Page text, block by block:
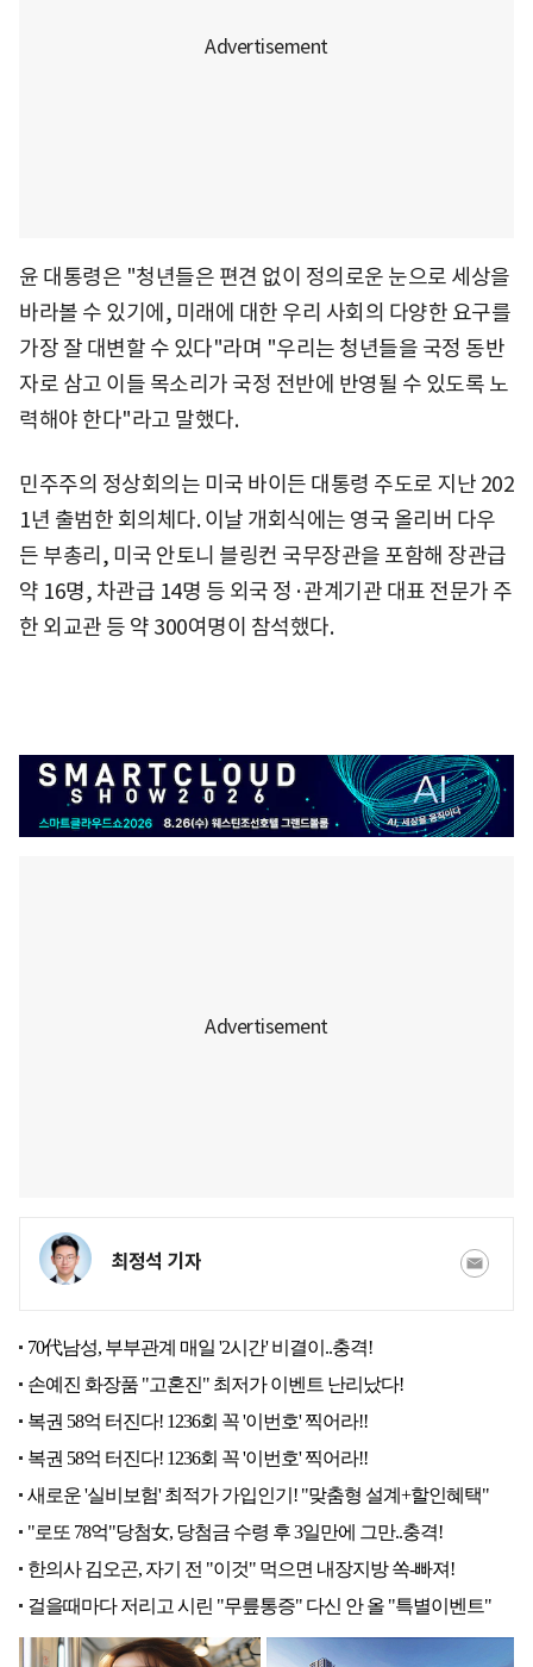
윤 대통령은 "청년들은 편견 없이 정의로운 눈으로 세상을
바라볼 수 있기에, 미래에 대한 우리 사회의 다양한 요구를
가장 잘 대변할 수 있다"라며 "우리는 청년들을 국정 동반
자로 삼고 이들 목소리가 국정 전반에 반영될 수 있도록 노
력해야 한다"라고 말했다.
민주주의 정상회의는 미국 바이든 대통령 주도로 지난 202
1년 출범한 회의체다. 이날 개회식에는 영국 올리버 다우
든 부총리, 미국 안토니 블링컨 국무장관을 포함해 장관급
약 16명, 차관급 14명 등 외국 정·관계기관 대표 전문가 주
한 외교관 등 약 300여명이 참석했다.
최정석 기자